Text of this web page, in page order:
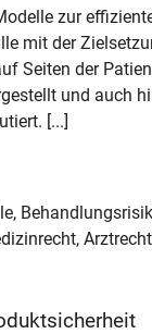
zur
mit der
Seiten der
und auch
[...]